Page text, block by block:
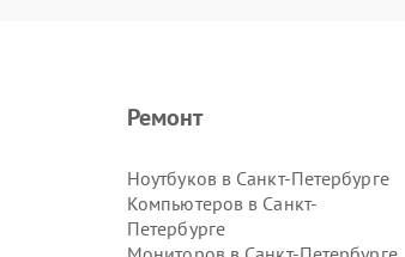
Ремонт
Ноутбуков в Санкт-Петербурге
Компьютеров в Санкт-
Петербурге